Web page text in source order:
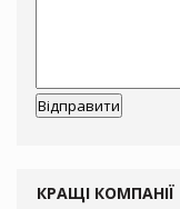
КРАЩІ КОМПАНІЇ